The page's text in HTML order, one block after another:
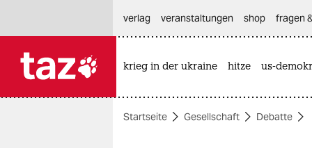
themen
verlag
veranstaltungen shop fragen
krieg in der ukraine hitze us-
Startseite Gesellschaft Debatte